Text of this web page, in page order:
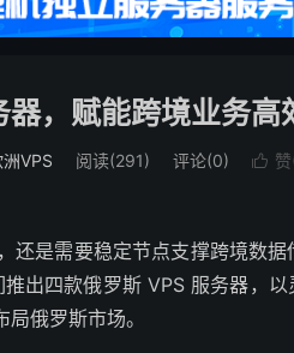
，赋能跨境业务高
洲VPS 阅读(291) 评论(0) 
是需要稳定节点支撑跨境数据
出四款俄罗斯 VPS 服务器，
俄罗斯市场。